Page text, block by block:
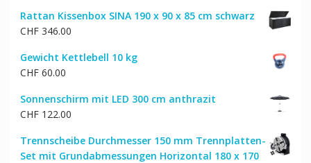
Rattan Kissenbox SINA 190 x 90 x 85 cm schwarz
CHF346.00
Gewicht Kettlebell 10 kg
CHF60.00
Sonnenschirm mit LED 300 cm anthrazit
CHF122.00
Trennscheibe Durchmesser 150 mm Trennplatten-
Set mit Grundabmessungen Horizontal 180 x 170